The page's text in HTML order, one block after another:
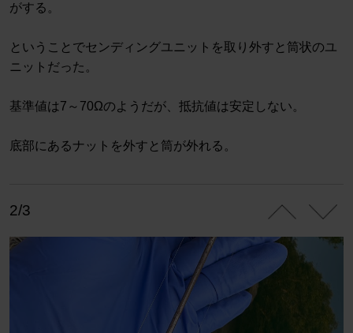
がする。
ということでセンディングユニットを取り外すと筒状のユ
ニットだった。
基準値は7～70Ωのようだが、抵抗値は安定しない。
底部にあるナットを外すと筒が外れる。
2/3